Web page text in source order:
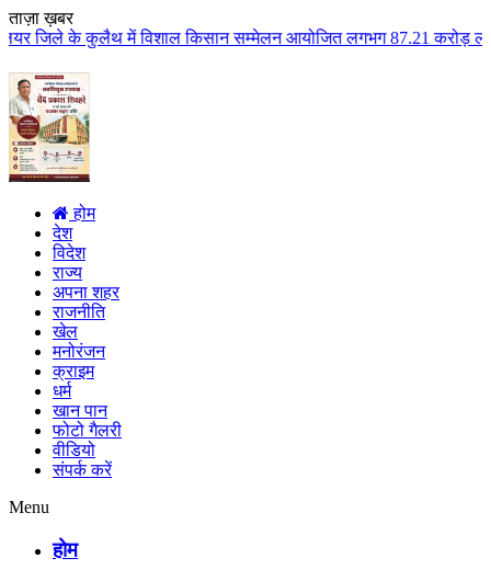
ताज़ा ख़बर
किसान सम्मेलन आयोजित लगभग 87.21 करोड़ लागत के 41
होम
देश
विदेश
राज्य
अपना शहर
राजनीति
खेल
मनोरंजन
क्राइम
धर्म
खान पान
फोटो गैलरी
वीडियो
संपर्क करें
Menu
होम